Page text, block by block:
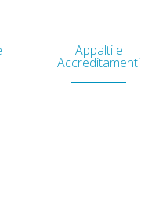
Appalti e
Accreditamenti